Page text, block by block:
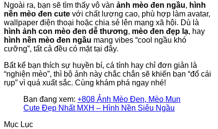
Ngoài ra, bạn sẽ tìm thấy vô vàn ảnh mèo đen ngầu, hình
nền mèo đen cute với chất lượng cao, phù hợp làm avatar,
wallpaper điện thoại hoặc chia sẻ lên mạng xã hội. Dù là
hình ảnh con mèo đen dễ thương, mèo đen đẹp lạ, hay
hình nền mèo đen ngầu mang vibes “cool ngầu khó
cưỡng”, tất cả đều có mặt tại đây.
Bất kể bạn thích sự huyền bí, cá tính hay chỉ đơn giản là
“nghiện mèo”, thì bộ ảnh này chắc chắn sẽ khiến bạn “đổ cái
rụp” vì quá xuất sắc. Cùng khám phá ngay nhé!
Bạn đang xem: +808 Ảnh Mèo Đen, Mèo Mun
Cute Đẹp Nhất MXH – Hình Nền Siêu Ngầu
Mục Lục